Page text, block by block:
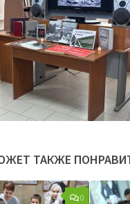
ТАКЖЕ
0